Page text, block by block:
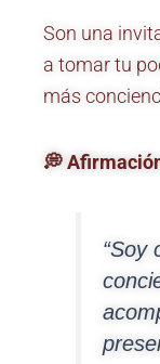
Son una
a tomar tu
más
💭
“Soy